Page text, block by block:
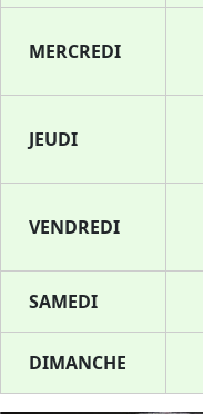
MERCREDI
JEUDI
VENDREDI
SAMEDI
DIMANCHE